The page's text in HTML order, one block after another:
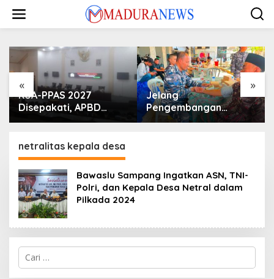
konten
« »
KUA-PPAS 2027
Disepakati, APBD
Sampang Defisit Rp
Jelang
Pengembangan
Lapangan Hidayah,
Nelayan Sampang
netralitas kepala desa
Bawaslu Sampang Ingatkan ASN, TNI-
Polri, dan Kepala Desa Netral dalam
Pilkada 2024
Cari
untuk: